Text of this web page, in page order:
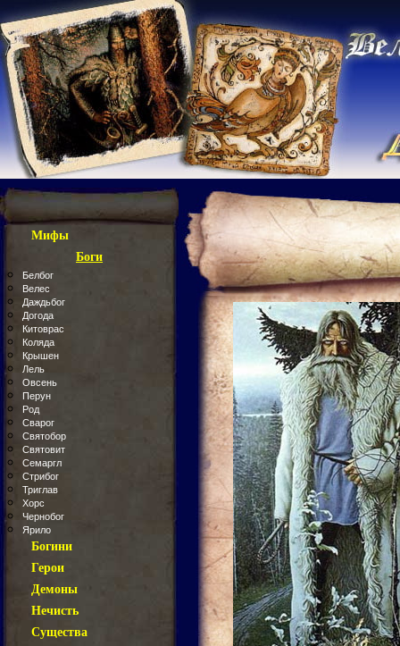
Мифы
Боги
Белбог
Велес
Даждьбог
Догода
Китоврас
Коляда
Крышен
Лель
Овсень
Перун
Род
Сварог
Святобор
Святовит
Семаргл
Стрибог
Триглав
Хорс
Чернобог
Ярило
Богини
Герои
Демоны
Нечисть
Существа